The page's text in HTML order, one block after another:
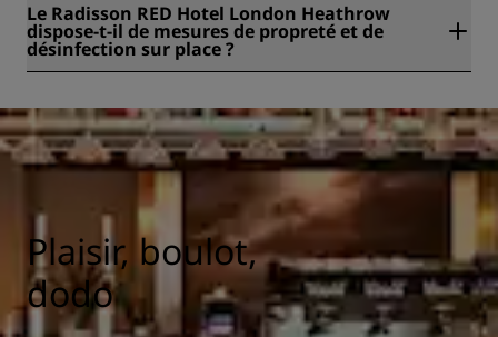
RED Hotel London Heathrow.
Le Radisson RED Hotel London Heathrow
dispose-t-il de mesures de propreté et de
désinfection sur place ?
et la sécurité de leurs clients. Pour en savoir plus :
https://www.radissonhotels.com/en-us/social-
responsibility/health-safety
Plaisir, boulot,
dodo